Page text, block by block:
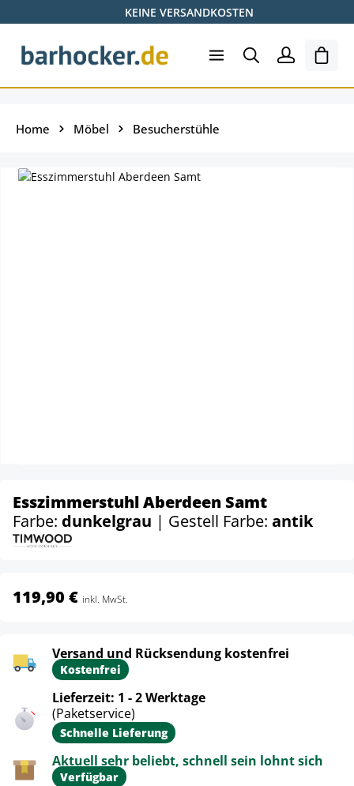
Zum Hauptinhalt springenKEINE VERSANDKOSTEN
Home Möbel Besucherstühle
Esszimmerstuhl Aberdeen Samt
Farbe: dunkelgrau | Gestell Farbe: antik
119,90 € inkl. MwSt.
Versand und Rücksendung kostenfrei
Kostenfrei
Lieferzeit: 1 - 2 Werktage
(Paketservice)
Schnelle Lieferung
Aktuell sehr beliebt, schnell sein lohnt sich
Verfügbar